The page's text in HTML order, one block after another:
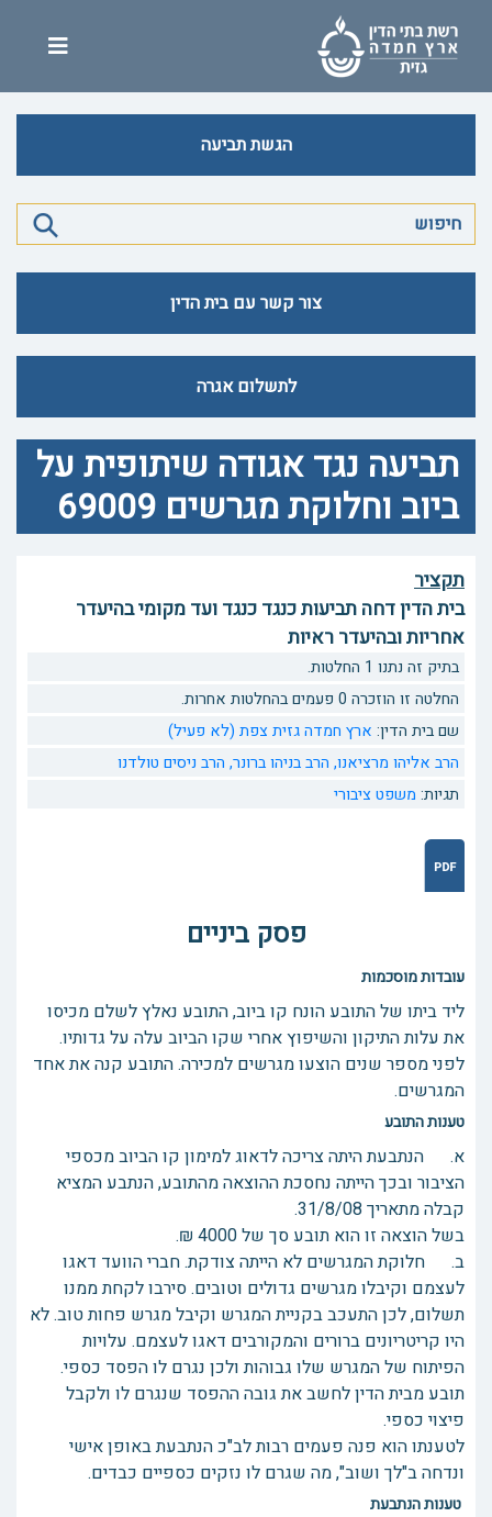
הגשת תביעה
צור קשר עם בית הדין
לתשלום אגרה
תביעה נגד אגודה שיתופית על
ביוב וחלוקת מגרשים 69009
תקציר
בית הדין דחה תביעות כנגד כנגד ועד מקומי בהיעדר
אחריות ובהיעדר ראיות
בתיק זה נתנו 1 החלטות.
החלטה זו הוזכרה 0 פעמים בהחלטות אחרות.
שם בית הדין: ארץ חמדה גזית צפת (לא פעיל)
הרב אליהו מרציאנו, הרב בניהו ברונר, הרב ניסים טולדנו
תגיות: משפט ציבורי
פסק ביניים
עובדות מוסכמות
ליד ביתו של התובע הונח קו ביוב, התובע נאלץ לשלם מכיסו
את עלות התיקון והשיפוץ אחרי שקו הביוב עלה על גדותיו.
לפני מספר שנים הוצעו מגרשים למכירה. התובע קנה את אחד
המגרשים.
טענות התובע
א. הנתבעת היתה צריכה לדאוג למימון קו הביוב מכספי
הציבור ובכך הייתה נחסכת ההוצאה מהתובע, הנתבע המציא
קבלה מתאריך 31/8/08.
בשל הוצאה זו הוא תובע סך של 4000 ₪.
ב. חלוקת המגרשים לא הייתה צודקת. חברי הוועד דאגו
לעצמם וקיבלו מגרשים גדולים וטובים. סירבו לקחת ממנו
תשלום, לכן התעכב בקניית המגרש וקיבל מגרש פחות טוב. לא
היו קריטריונים ברורים והמקורבים דאגו לעצמם. עלויות
הפיתוח של המגרש שלו גבוהות ולכן נגרם לו הפסד כספי.
תובע מבית הדין לחשב את גובה ההפסד שנגרם לו ולקבל
פיצוי כספי.
לטענתו הוא פנה פעמים רבות לב"כ הנתבעת באופן אישי
ונדחה ב"לך ושוב", מה שגרם לו נזקים כספיים כבדים.
טענות הנתבעת